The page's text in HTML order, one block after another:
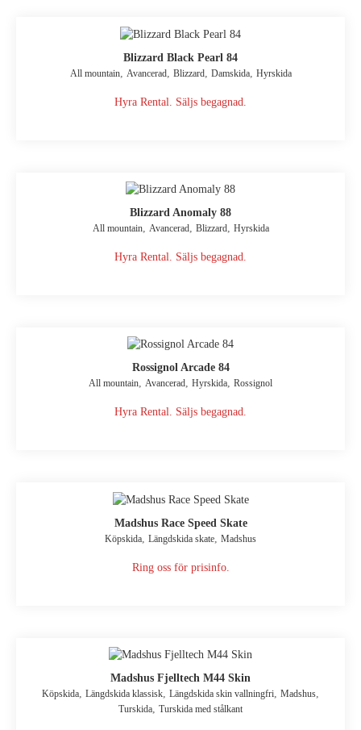
Blizzard Black Pearl 84
All mountain, Avancerad, Blizzard, Damskida, Hyrskida
Hyra Rental. Säljs begagnad.
Blizzard Anomaly 88
All mountain, Avancerad, Blizzard, Hyrskida
Hyra Rental. Säljs begagnad.
Rossignol Arcade 84
All mountain, Avancerad, Hyrskida, Rossignol
Hyra Rental. Säljs begagnad.
Madshus Race Speed Skate
Köpskida Längdskida skate Madshus
Ring oss för prisinfo.
Madshus Fjelltech M44 Skin
Köpskida Längdskida klassisk Längdskida skin vallningfri Madshus
Turskida Turskida med stålkant